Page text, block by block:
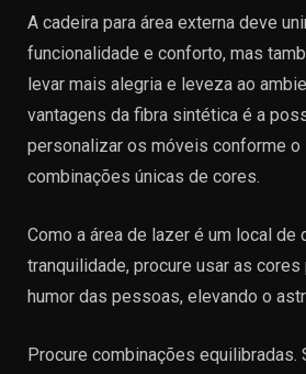
A cadeira para área externa deve
funcionalidade e conforto, mas
levar mais alegria e leveza ao
vantagens da fibra sintética é a
personalizar os móveis conforme o
combinações únicas de cores.
Como a área de lazer é um local de
tranquilidade, procure usar as cores
humor das pessoas, elevando o
Procure combinações equilibradas.